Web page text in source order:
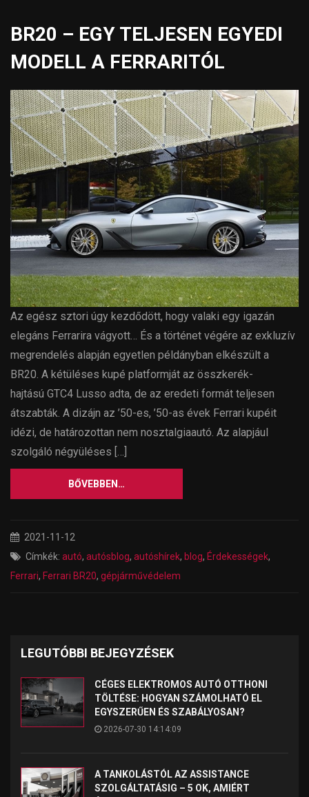
BR20 – EGY TELJESEN EGYEDI
MODELL A FERRARITÓL
Az egész sztori úgy kezdődött, hogy valaki egy igazán
elegáns Ferrarira vágyott… És a történet végére az exkluzív
megrendelés alapján egyetlen példányban elkészült a
BR20. A kétüléses kupé platformját az összkerék-
hajtású GTC4 Lusso adta, de az eredeti formát teljesen
átszabták. A dizájn az ’50-es, ’50-as évek Ferrari kupéit
idézi, de határozottan nem nosztalgiaautó. Az alapjául
szolgáló négyüléses […]
BŐVEBBEN…
2021-11-12
Címkék: autó, autósblog, autóshírek, blog, Érdekességek,
Ferrari, Ferrari BR20, gépjárművédelem
LEGUTÓBBI BEJEGYZÉSEK
CÉGES ELEKTROMOS AUTÓ OTTHONI
TÖLTÉSE: HOGYAN SZÁMOLHATÓ EL
EGYSZERŰEN ÉS SZABÁLYOSAN?
2026-07-30 14:14:09
A TANKOLÁSTÓL AZ ASSISTANCE
SZOLGÁLTATÁSIG – 5 OK, AMIÉRT